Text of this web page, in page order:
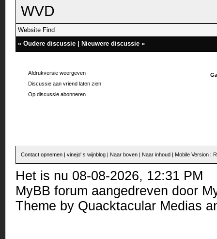
WVD
Website Find
«Oudere discussie Nieuwere discussie »
Afdrukversie weergeven
Discussie aan vriend laten zien
Op discussie abonneren
Contact opnemen |vinejo' s wijnblog | Naar boven | Naar inhoud | Mobile Version |
Het is nu 08-08-2026, 12:31 PM
MyBB forum aangedreven door
Theme by Quacktacular Medias